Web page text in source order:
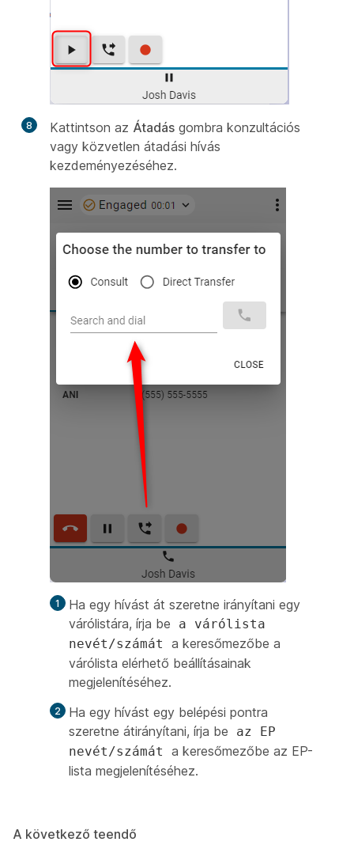
8 Kattintson az Átadás gombra konzultációs
vagy közvetlen átadási hívás
kezdeményezéséhez.
Ha egy hívást át szeretne irányítani egy
várólistára, írja be
a várólista
nevét/számát
a keresőmezőbe a
várólista elérhető beállításainak
megjelenítéséhez.
Ha egy hívást egy belépési pontra
szeretne átirányítani, írja be
az EP
nevét/számát
a keresőmezőbe az EP-
lista megjelenítéséhez.
A következő teendő